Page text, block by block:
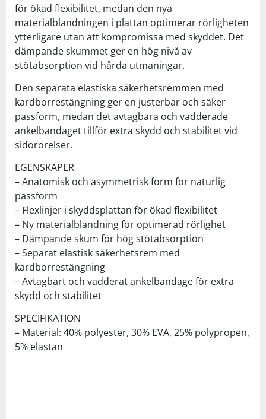
för ökad flexibilitet, medan den nya
materialblandningen i plattan optimerar rörligheten
ytterligare utan att kompromissa med skyddet. Det
dämpande skummet ger en hög nivå av
stötabsorption vid hårda utmaningar.
Den separata elastiska säkerhetsremmen med
kardborrestängning ger en justerbar och säker
passform, medan det avtagbara och vadderade
ankelbandaget tillför extra skydd och stabilitet vid
sidorörelser.
EGENSKAPER
– Anatomisk och asymmetrisk form för naturlig
passform
– Flexlinjer i skyddsplattan för ökad flexibilitet
– Ny materialblandning för optimerad rörlighet
– Dämpande skum för hög stötabsorption
– Separat elastisk säkerhetsrem med
kardborrestängning
– Avtagbart och vadderat ankelbandage för extra
skydd och stabilitet
SPECIFIKATION
– Material: 40% polyester, 30% EVA, 25% polypropen,
5% elastan